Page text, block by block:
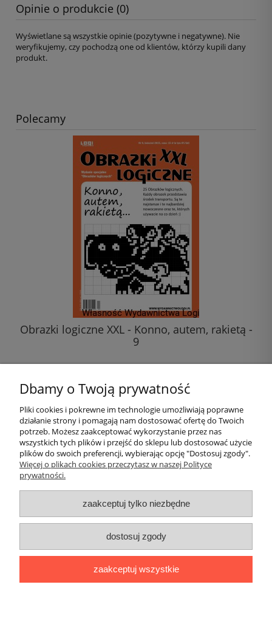
Opinie o produkcie (0)
Wyświetlane są wszystkie opinie (pozytywne i negatywne). Nie
weryfikujemy, czy pochodzą one od klientów, którzy kupili dany
produkt.
Polecamy
Obrazki logiczne XXL - Konno, autem, rakietą -
9
do koszyka
Pomoc
Moje konto
Informacje
O nas
Logi|| ul. Kiwerska 27, 01-682 Warszawa, woj. mazowieckie ||
Dbamy o Twoją prywatność
Pliki cookies i pokrewne im technologie umożliwiają poprawne
działanie strony i pomagają nam dostosować ofertę do Twoich
potrzeb. Możesz zaakceptować wykorzystanie przez nas
wszystkich tych plików i przejść do sklepu lub dostosować użycie
plików do swoich preferencji, wybierając opcję "Dostosuj zgody".
Więcej o plikach cookies przeczytasz w naszej Polityce
prywatności.
zaakceptuj tylko niezbędne
dostosuj zgody
zaakceptuj wszystkie